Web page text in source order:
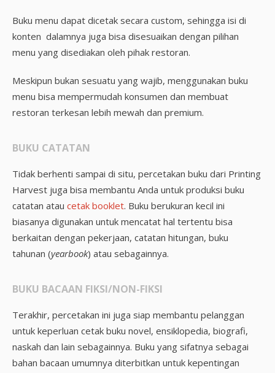
Buku menu dapat dicetak secara custom, sehingga isi di
konten dalamnya juga bisa disesuaikan dengan pilihan
menu yang disediakan oleh pihak restoran.
Meskipun bukan sesuatu yang wajib, menggunakan buku
menu bisa mempermudah konsumen dan membuat
restoran terkesan lebih mewah dan premium.
BUKU CATATAN
Tidak berhenti sampai di situ, percetakan buku dari Printing
Harvest juga bisa membantu Anda untuk produksi buku
catatan atau cetak booklet. Buku berukuran kecil ini
biasanya digunakan untuk mencatat hal tertentu bisa
berkaitan dengan pekerjaan, catatan hitungan, buku
tahunan (yearbook) atau sebagainnya.
BUKU BACAAN FIKSI/NON-FIKSI
Terakhir, percetakan ini juga siap membantu pelanggan
untuk keperluan cetak buku novel, ensiklopedia, biografi,
naskah dan lain sebagainnya. Buku yang sifatnya sebagai
bahan bacaan umumnya diterbitkan untuk kepentingan